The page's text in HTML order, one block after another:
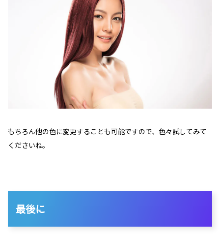
もちろん他の色に変更することも可能ですので、色々試してみて
くださいね。
最後に